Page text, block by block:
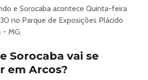
Minas Gerais. Realizada na cidade de
tradição, esporte, música e geração
evento pensado para toda a família.
uma experiência imersiva, com rodeio
ampla praça de alimentação. A arena
e Sorocaba acontece Quinta-feira
no Parque de Exposições Plácido
- MG.
Sorocaba vai se
em Arcos?